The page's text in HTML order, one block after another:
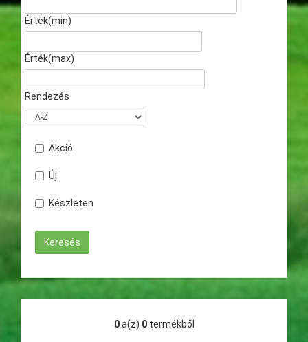
Érték(min)
Érték(max)
Rendezés
Akció
Új
Készleten
0a(z) 0 termékből